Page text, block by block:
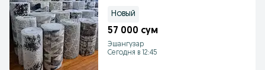
Новый
57 000 сум
Эшангузар
Сегодня в 12:45